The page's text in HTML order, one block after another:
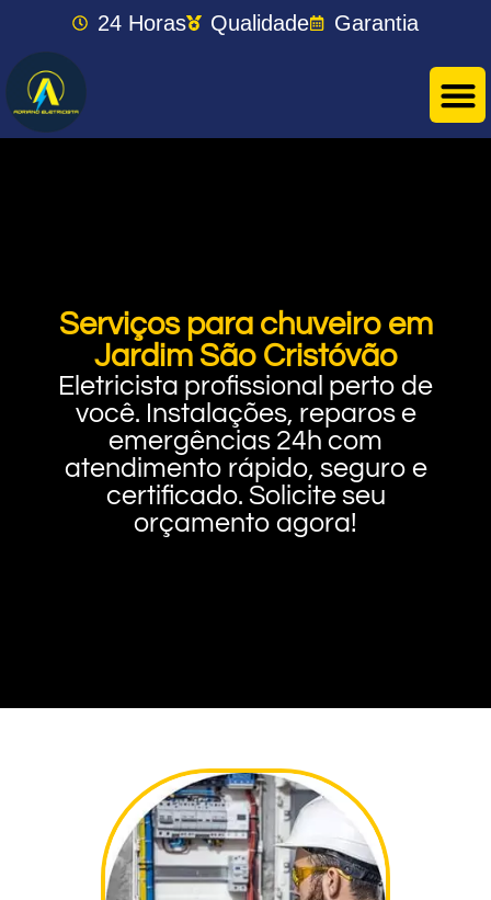
24 Horas Qualidade Garantia
Serviços para chuveiro em
Jardim São Cristóvão
Eletricista profissional perto de
você. Instalações, reparos e
emergências 24h com
atendimento rápido, seguro e
certificado. Solicite seu
orçamento agora!